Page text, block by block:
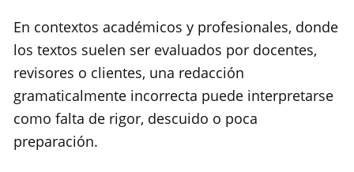
En contextos académicos y profesionales, donde
los textos suelen ser evaluados por docentes,
revisores o clientes, una redacción
gramaticalmente incorrecta puede interpretarse
como falta de rigor, descuido o poca
preparación.